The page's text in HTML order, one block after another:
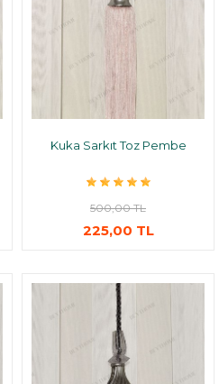
Kuka Sarkıt Toz Pembe
500,00 TL
225,00 TL